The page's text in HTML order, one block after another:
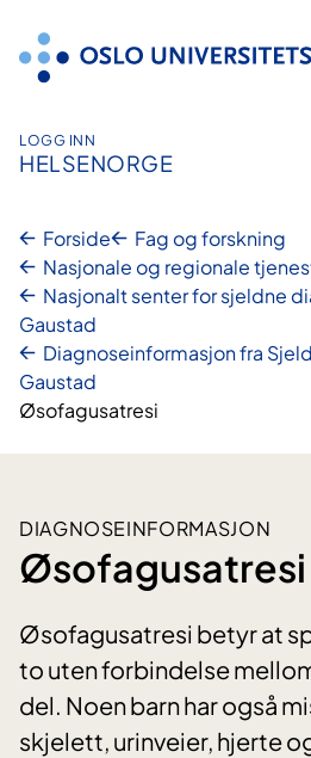
innhold
LOGG INN
HELSENORGE
Forside
Fag og forskning
Nasjonale og regionale
Nasjonalt senter for sjeldne
Gaustad
Diagnoseinformasjon fra
Gaustad
Øsofagusatresi
DIAGNOSEINFORMASJON
Øsofagusatresi
Øsofagusatresi betyr at
to uten forbindelse
del. Noen barn har også
skjelett, urinveier, hjerte